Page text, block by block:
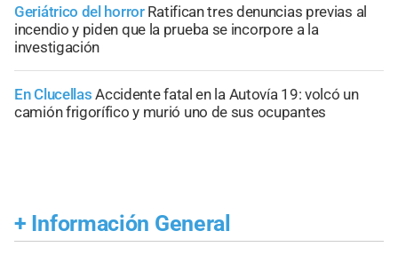
Geriátrico del horror Ratifican tres denuncias previas al
incendio y piden que la prueba se incorpore a la
investigación
En Clucellas Accidente fatal en la Autovía 19: volcó un
camión frigorífico y murió uno de sus ocupantes
+ Información General